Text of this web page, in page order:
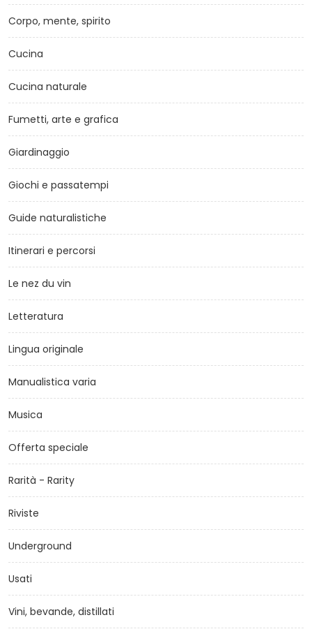
Corpo, mente, spirito
Cucina
Cucina naturale
Fumetti, arte e grafica
Giardinaggio
Giochi e passatempi
Guide naturalistiche
Itinerari e percorsi
Le nez du vin
Letteratura
Lingua originale
Manualistica varia
Musica
Offerta speciale
Rarità - Rarity
Riviste
Underground
Usati
Vini, bevande, distillati